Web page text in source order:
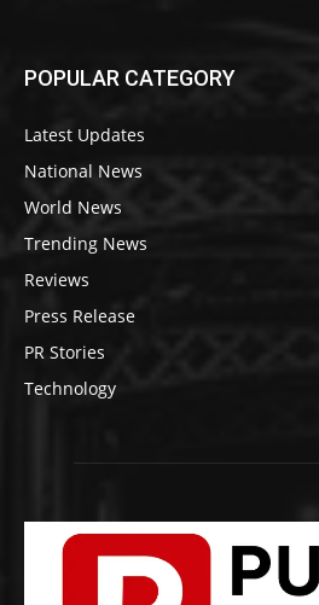
POPULAR CATEGORY
Latest Updates
National News
World News
Trending News
Reviews
Press Release
PR Stories
Technology